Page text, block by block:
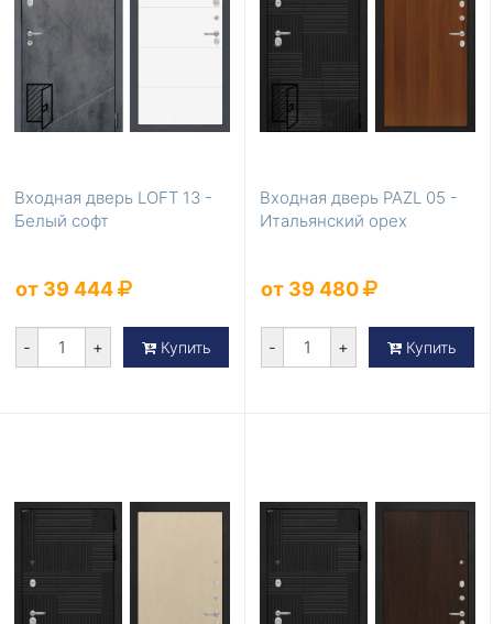
Входная дверь LOFT 13 -
Белый софт
от 39 444
- + Купить
Входная дверь PAZL 05 -
Итальянский орех
от 39 480
- + Купить